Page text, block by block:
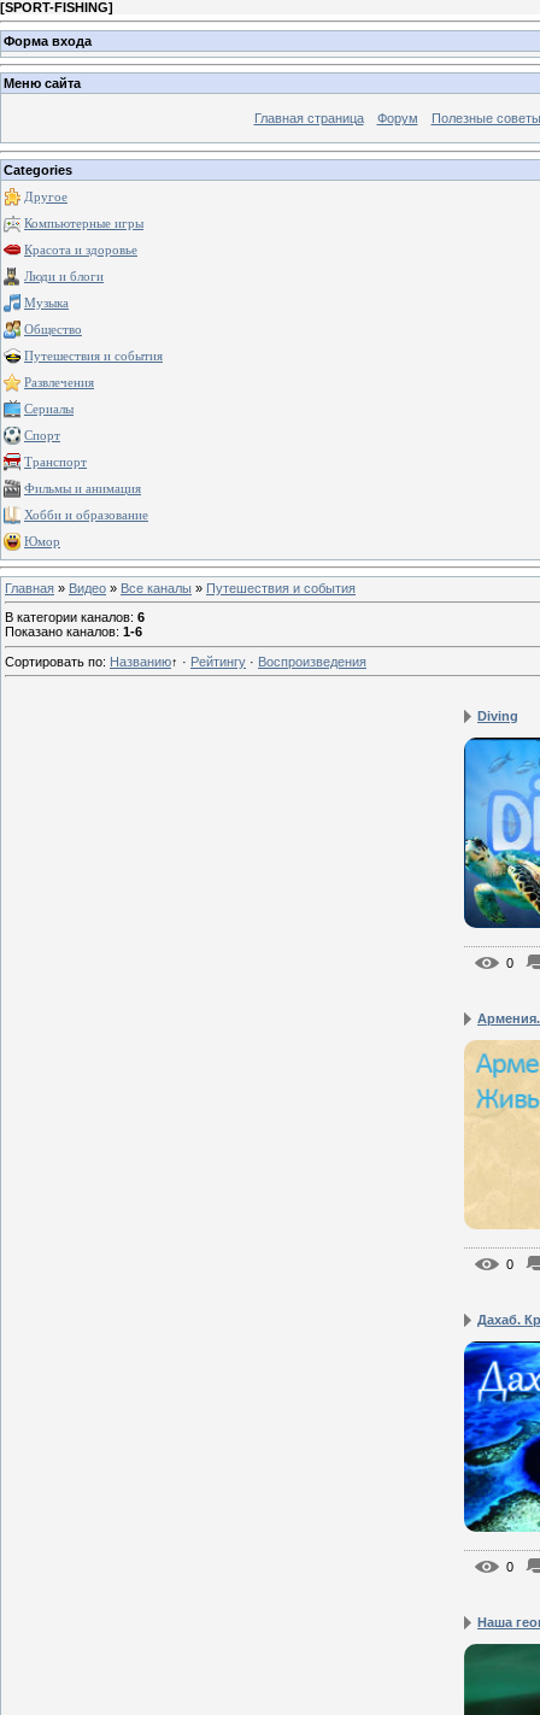
[SPORT-FISHING]
Форма входа
Меню сайта
Главная страница Форум Полезные советы
Categories
Другое
Компьютерные игры
Красота и здоровье
Люди и блоги
Музыка
Общество
Путешествия и события
Развлечения
Сериалы
Спорт
Транспорт
Фильмы и анимация
Хобби и образование
Юмор
Главная » Видео » Все каналы » Путешествия и события
В категории каналов: 6
Показано каналов: 1-6
Сортировать по: Названию↑ · Рейтингу · Воспроизведения
Diving
0
0
Дахаб.
0
Наша